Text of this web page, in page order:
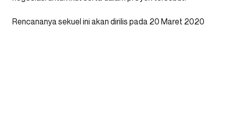
Rencananya sekuel ini akan dirilis pada 20 Maret 2020